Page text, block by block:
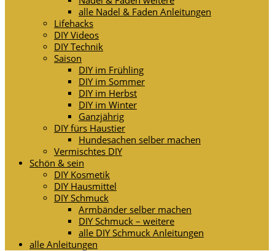
alle Nadel & Faden Anleitungen
Lifehacks
DIY Videos
DIY Technik
Saison
DIY im Frühling
DIY im Sommer
DIY im Herbst
DIY im Winter
Ganzjährig
DIY fürs Haustier
Hundesachen selber machen
Vermischtes DIY
Schön & sein
DIY Kosmetik
DIY Hausmittel
DIY Schmuck
Armbänder selber machen
DIY Schmuck – weitere
alle DIY Schmuck Anleitungen
alle Anleitungen